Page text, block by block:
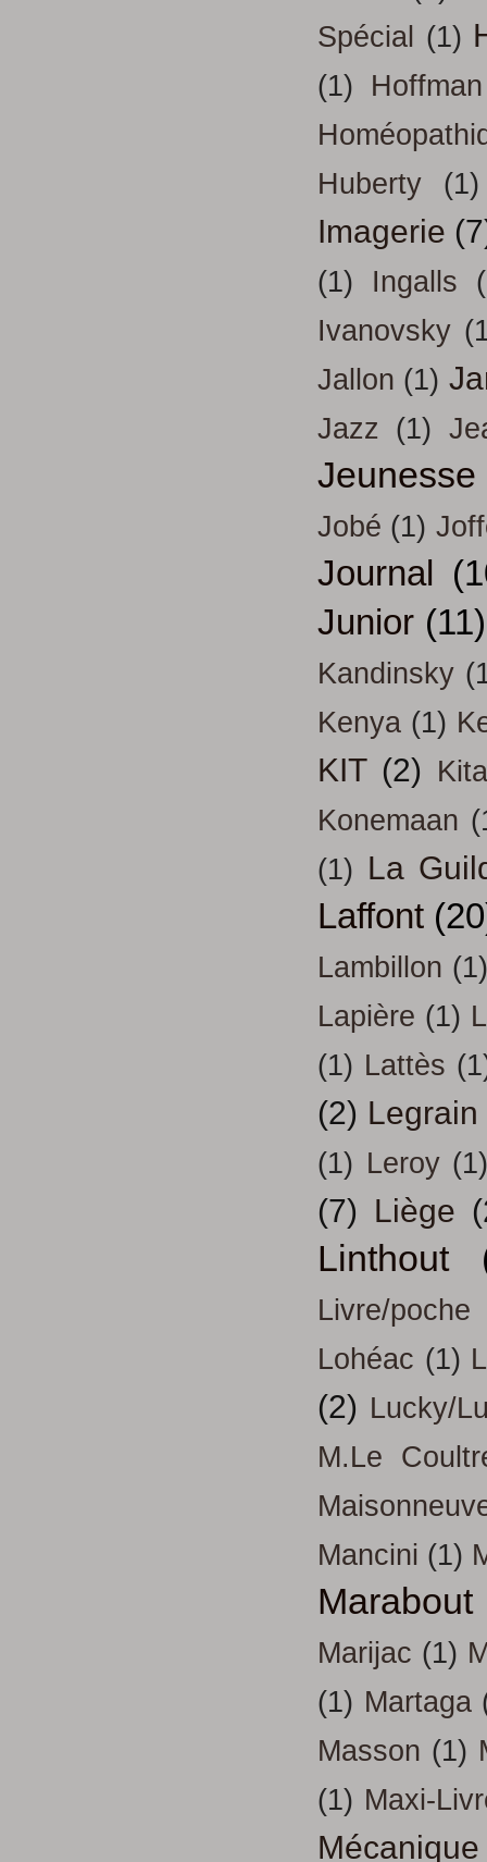
Spécial (1)
(1)
Hoffman
Huberty
(1)
Imagerie
(1) Ingalls
Ivanovsky
Jallon (1)
Jazz (1)
Jeunesse
Jobé (1)
Journal
Junior (11)
Kandinsky
Kenya (1)
KIT (2)
Konemaan
(1) La
Laffont
Lambillon (1)
Lapière (1)
(1) Lattès
(2) Legrain
(1) Leroy
(7) Liège
Linthout
Livre/poche
Lohéac (1)
(2) Lucky/
M.Le
Mancini (1)
Marabout
Marijac (1)
(1) Martaga
Masson (1)
(1) Maxi-
Mécanique